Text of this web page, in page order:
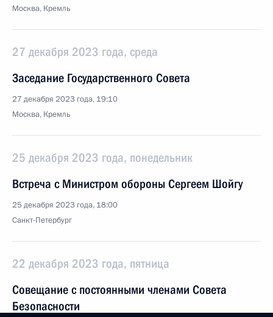
Москва, Кремль
27 декабря 2023 года, среда
Заседание Государственного Совета
27 декабря 2023 года, 19:10
Москва, Кремль
25 декабря 2023 года, понедельник
Встреча с Министром обороны Сергеем Шойгу
25 декабря 2023 года, 18:00
Санкт-Петербург
22 декабря 2023 года, пятница
Совещание с постоянными членами Совета
Безопасности